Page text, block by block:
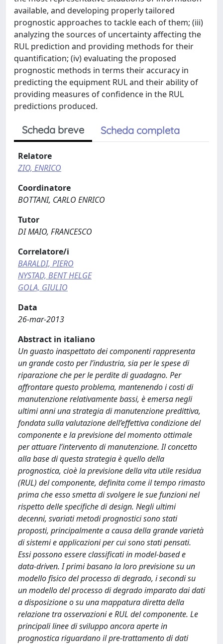
available, and developing properly tailored
prognostic approaches to tackle each of them; (iii)
analyzing the sources of uncertainty affecting the
RUL prediction and providing methods for their
quantification; (iv) evaluating the proposed
prognostic methods in terms their accuracy in
predicting the equipment RUL and their ability of
providing measures of confidence in the RUL
predictions produced.
Scheda breve Scheda completa
Relatore
ZIO, ENRICO
Coordinatore
BOTTANI, CARLO ENRICO
Tutor
DI MAIO, FRANCESCO
Correlatore/i
BARALDI, PIERO
NYSTAD, BENT HELGE
GOLA, GIULIO
Data
26-mar-2013
Abstract in italiano
Un guasto inaspettato dei componenti rappresenta
un grande costo per l’industria, sia per le spese di
riparazione che per le perdite di guadagno. Per
affrontare questo problema, mantenendo i costi di
manutenzione relativamente bassi, è emersa negli
ultimi anni una strategia di manutenzione predittiva,
fondata sulla valutazione dell’effettiva condizione del
componente e la previsione del momento ottimale
per attuare l’intervento di manutenzione. Il concetto
alla base di questa strategia è quello della
prognostica, cioè la previsione della vita utile residua
(RUL) del componente, definita come il tempo rimasto
prima che esso smetta di svolgere le sue funzioni nel
rispetto delle specifiche di design. Negli ultimi
decenni, svariati metodi prognostici sono stati
proposti, principalmente a causa della grande varietà
di sistemi e applicazioni per cui sono stati pensati.
Essi possono essere classificati in model-based e
data-driven. I primi basano la loro previsione su un
modello fisico del processo di degrado, i secondi su
un modello del processo di degrado imparato dai dati
a disposizione o su una mappatura diretta della
relazione tra osservazioni e RUL del componente. Le
principali linee di sviluppo ancora aperte in
prognostica riguardano il pre-trattamento di dati